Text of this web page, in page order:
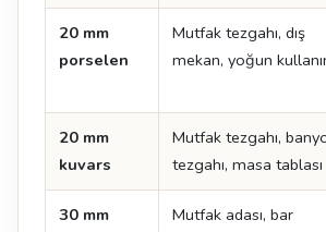
20 mm
porselen
Mutfak tezgahı, dış
mekan, yoğun
20 mm
kuvars
Mutfak tezgahı,
tezgahı, masa tablası
30 mm
Mutfak adası, bar